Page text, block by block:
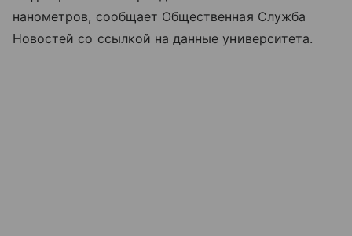
нанометров, сообщает Общественная Служба
Новостей со ссылкой на данные университета.